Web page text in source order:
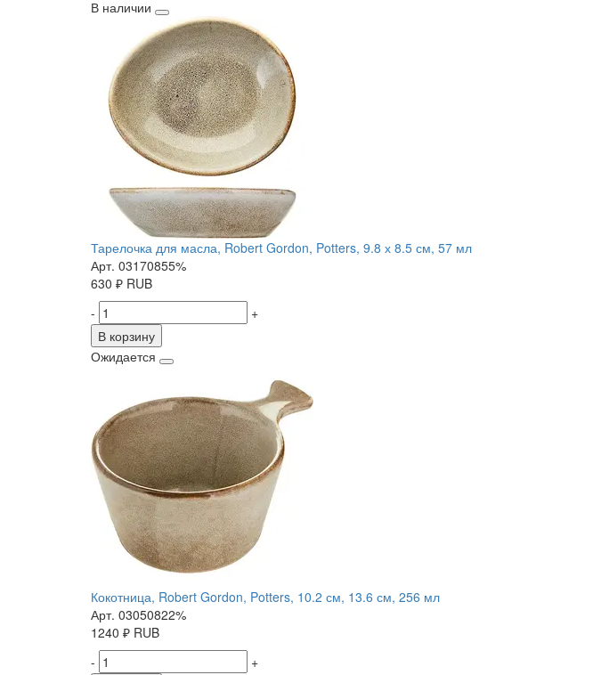
В наличии
Тарелочка для масла, Robert Gordon, Potters, 9.8 х 8.5 см, 57 мл
Арт. 03170855%
630 ₽ RUB
-
+
В корзину
Ожидается
Кокотница, Robert Gordon, Potters, 10.2 см, 13.6 см, 256 мл
Арт. 03050822%
1240 ₽ RUB
-
+